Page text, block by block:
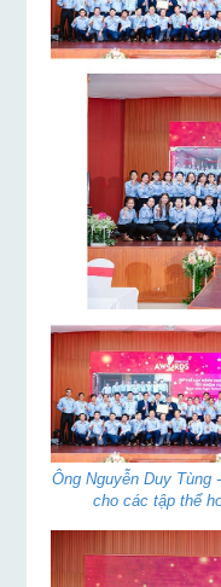
Ông Nguyễn Duy Tùng
cho các tập thể